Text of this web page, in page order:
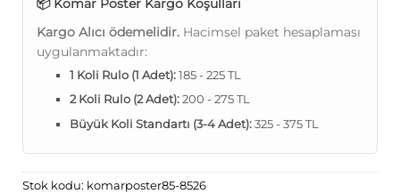
📦 Komar Poster Kargo Koşulları
Kargo Alıcı ödemelidir. Hacimsel paket hesaplaması
uygulanmaktadır:
1 Koli Rulo (1 Adet):185 - 225 TL
2 Koli Rulo (2 Adet):200 - 275 TL
Büyük Koli Standartı (3-4 Adet):325 - 375 TL
Stok kodu: komarposter85-8526